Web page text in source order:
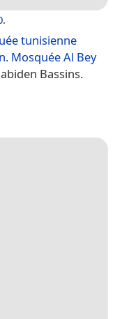
.
tunisienne
. Mosquée Al Bey
Bassins.